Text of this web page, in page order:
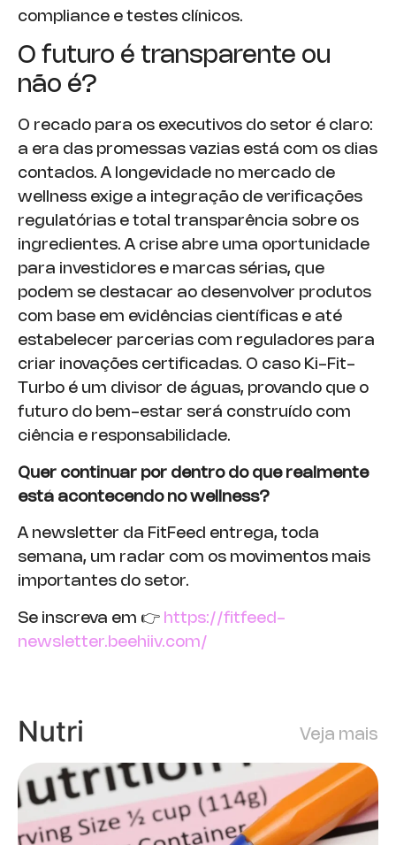
compliance e testes clínicos.
O futuro é transparente ou
não é?
O recado para os executivos do setor é claro:
a era das promessas vazias está com os dias
contados. A longevidade no mercado de
wellness exige a integração de verificações
regulatórias e total transparência sobre os
ingredientes. A crise abre uma oportunidade
para investidores e marcas sérias, que
podem se destacar ao desenvolver produtos
com base em evidências científicas e até
estabelecer parcerias com reguladores para
criar inovações certificadas. O caso Ki-Fit-
Turbo é um divisor de águas, provando que o
futuro do bem-estar será construído com
ciência e responsabilidade.
Quer continuar por dentro do que realmente
está acontecendo no wellness?
A newsletter da FitFeed entrega, toda
semana, um radar com os movimentos mais
importantes do setor.
Se inscreva em 👉 https://fitfeed-
newsletter.beehiiv.com/
Nutri Veja mais